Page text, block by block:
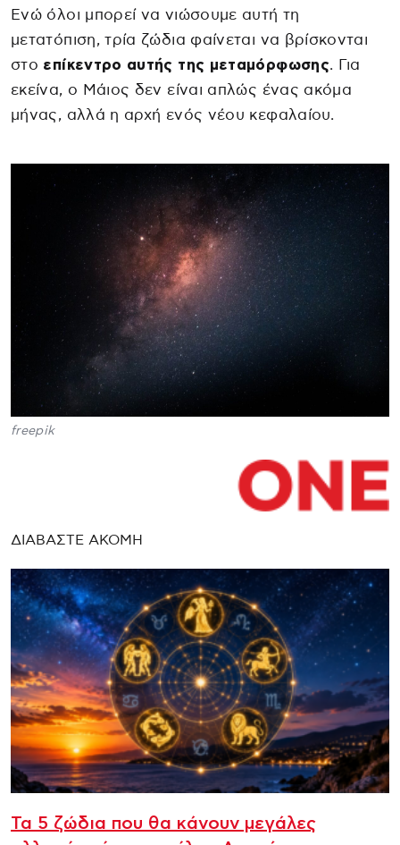
Ενώ όλοι μπορεί να νιώσουμε αυτή τη
μετατόπιση, τρία ζώδια φαίνεται να βρίσκονται
στο επίκεντρο αυτής της μεταμόρφωσης. Για
εκείνα, ο Μάιος δεν είναι απλώς ένας ακόμα
μήνας, αλλά η αρχή ενός νέου κεφαλαίου.
freepik
ΔΙΑΒΑΣΤΕ ΑΚΟΜΗ
Τα 5 ζώδια που θα κάνουν μεγάλες